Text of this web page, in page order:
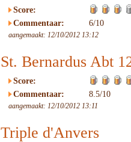
Score:
Commentaar:
6/10
aangemaakt: 12/10/2012 13:12
St. Bernardus Abt
Score:
Commentaar:
8.5/10
aangemaakt: 12/10/2012 13:11
Triple d'Anvers